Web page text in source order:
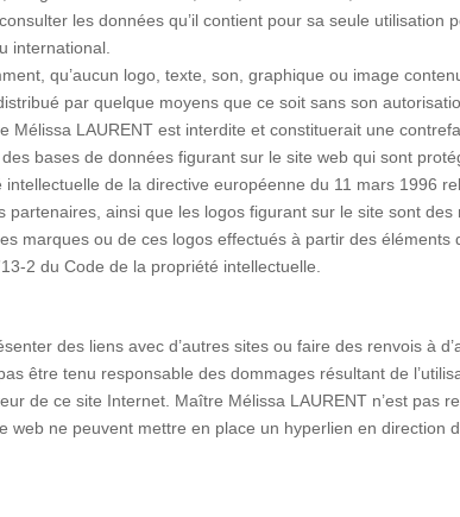
les données qu’il contient pour sa seule
international.
qu’aucun logo, texte, son, graphique ou image
par quelque moyens que ce soit sans son
Mélissa LAURENT est interdite et constituerait une
bases de données figurant sur le site web qui sont
de la directive européenne du 11 mars 1996
ainsi que les logos figurant sur le site sont
marques ou de ces logos effectués à partir des
2 du Code de la propriété intellectuelle.
des liens avec d’autres sites ou faire des renvois à
être tenu responsable des dommages résultant de
de ce site Internet. Maître Mélissa LAURENT n’est pas
web ne peuvent mettre en place un hyperlien en direction